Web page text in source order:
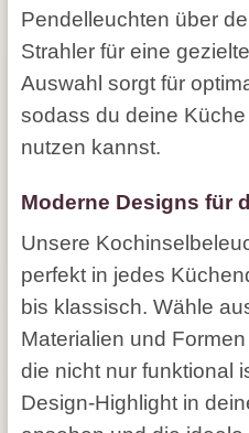
Pendelleuchten über
Strahler für eine
Auswahl sorgt für
sodass du deine Küche
nutzen kannst.
Moderne Designs für
Unsere
perfekt in jedes
bis klassisch. Wähle
Materialien und
die nicht nur funktional
Design-Highlight in